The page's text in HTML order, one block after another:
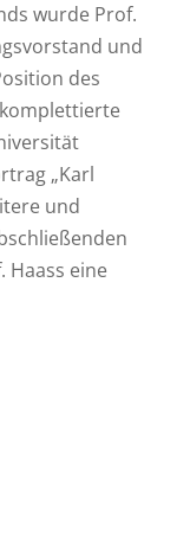
wurde Prof.
und
des
„Karl
und
Haass eine